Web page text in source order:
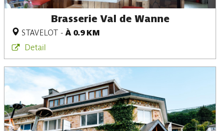
Brasserie Val de Wanne
STAVELOT - À 0.9 KM
Detail